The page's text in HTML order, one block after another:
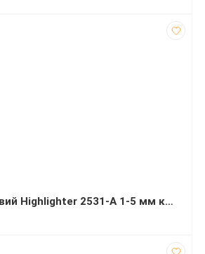
Маркер текстовий Highlighter 2531-A 1-5 мм клиноподібний набір з 4-х кольорів